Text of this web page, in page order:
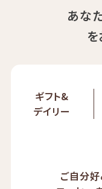
あな
ギフト&
デイリー
ご自分